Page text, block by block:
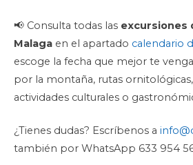
📢 Consulta todas las excursiones
Malaga en el apartado calendario
escoge la fecha que mejor te
por la montaña, rutas
actividades culturales o
¿Tienes dudas? Escríbenos a
también por WhatsApp 633 954